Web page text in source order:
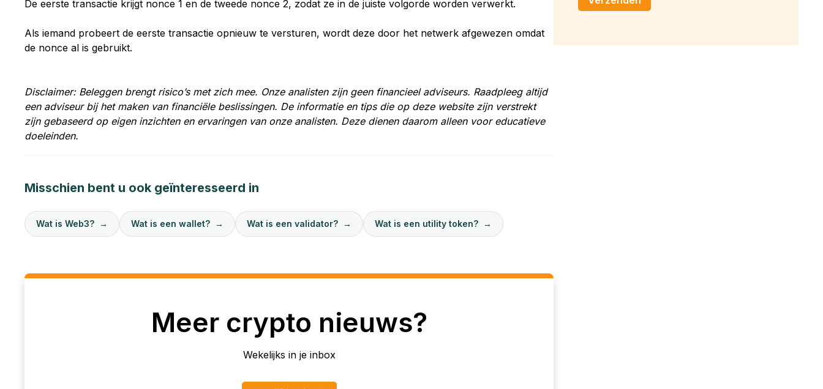
De eerste transactie krijgt nonce 1 en de tweede nonce 2, zodat ze in de juiste volgorde worden verwerkt.
Als iemand probeert de eerste transactie opnieuw te versturen, wordt deze door het netwerk afgewezen omdat
de nonce al is gebruikt.
Disclaimer: Beleggen brengt risico’s met zich mee. Onze analisten zijn geen financieel adviseurs. Raadpleeg altijd
een adviseur bij het maken van financiële beslissingen. De informatie en tips die op deze website zijn verstrekt
zijn gebaseerd op eigen inzichten en ervaringen van onze analisten. Deze dienen daarom alleen voor educatieve
doeleinden.
Misschien bent u ook geïnteresseerd in
Wat is Web3? → Wat is een wallet? → Wat is een validator? → Wat is een utility token? →
Meer crypto nieuws?
Wekelijks in je inbox